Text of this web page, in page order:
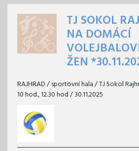
TJ SOKOL
NA DOMÁCÍ
ŽEN
RAJHRAD / sportovní hala / TJ Sokol
10 hod., 12.30 hod / 30.11.2025